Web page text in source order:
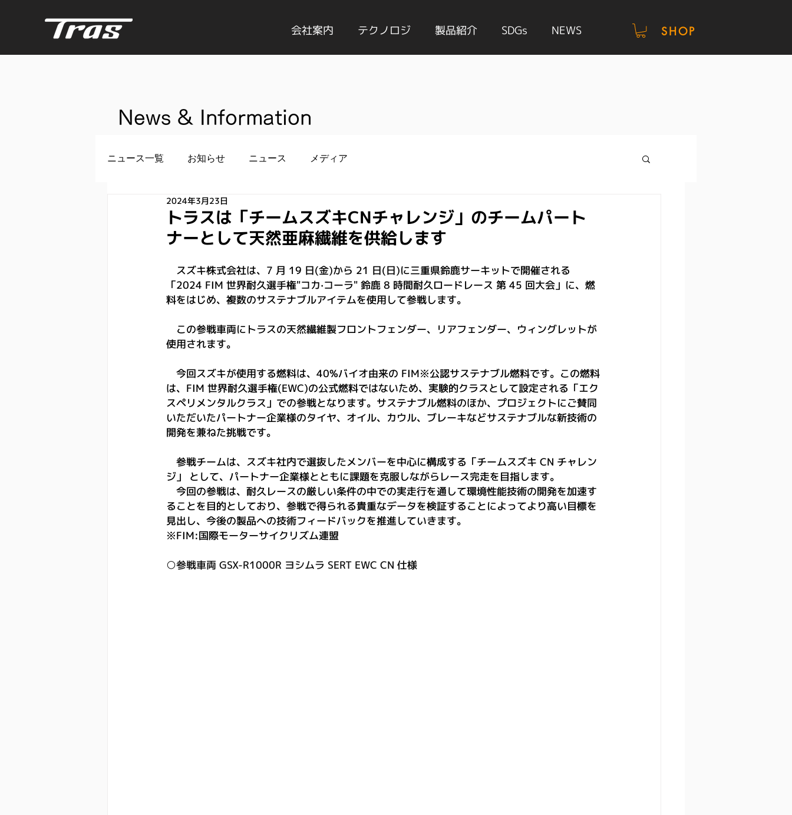
会社案内 テクノロジ 製品紹介 SDGs NEWS SHOP
News & Information
ニュース一覧 お知らせ ニュース メディア
トラスは「チームスズキCNチャレンジ」のチームパート
ナーとして天然亜麻繊維を供給します
2024年3月23日
スズキ株式会社は、7 月 19 日(金)から 21 日(日)に三重県鈴鹿サーキットで開催される
「2024 FIM 世界耐久選手権"コカ·コーラ" 鈴鹿 8 時間耐久ロードレース 第 45 回大会」に、燃
料をはじめ、複数のサステナブルアイテムを使用して参戦します。
この参戦車両にトラスの天然繊維製フロントフェンダー、リアフェンダー、ウィングレットが
使用されます。
今回スズキが使用する燃料は、40%バイオ由来の FIM※公認サステナブル燃料です。この燃料
は、FIM 世界耐久選手権(EWC)の公式燃料ではないため、実験的クラスとして設定される「エク
スペリメンタルクラス」での参戦となります。サステナブル燃料のほか、プロジェクトにご賛同
いただいたパートナー企業様のタイヤ、オイル、カウル、ブレーキなどサステナブルな新技術の
開発を兼ねた挑戦です。
参戦チームは、スズキ社内で選抜したメンバーを中心に構成する「チームスズキ CN チャレン
ジ」 として、パートナー企業様とともに課題を克服しながらレース完走を目指します。
今回の参戦は、耐久レースの厳しい条件の中での実走行を通して環境性能技術の開発を加速す
ることを目的としており、参戦で得られる貴重なデータを検証することによってより高い目標を
見出し、今後の製品への技術フィードバックを推進していきます。
※FIM:国際モーターサイクリズム連盟
○参戦車両 GSX-R1000R ヨシムラ SERT EWC CN 仕様